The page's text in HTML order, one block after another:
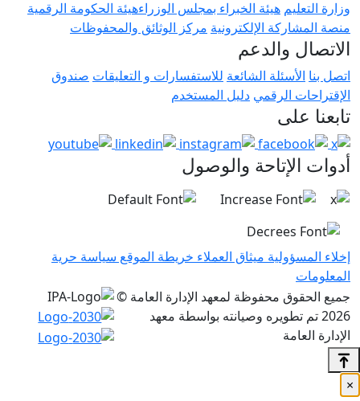
هيئة الخبراء بمجلس الوزراء​هيئة الحكومة الرقمية
الإلكترونيةمركز الوثائق والمحفوظات
الشائعةللاستفسارات و التعليقاتصندوق
الرقميدليل المستخدم
والوصول
ميثاق العملاءخريطة الموقعسياسة حرية
محفوظة لمعهد الإدارة العامة ©
وصيانته بواسطة معهد